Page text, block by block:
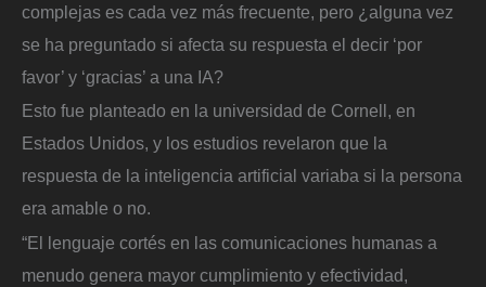
complejas es cada vez más frecuente, pero ¿alguna vez
se ha preguntado si afecta su respuesta el decir ‘por
favor’ y ‘gracias’ a una IA?
Esto fue planteado en la universidad de Cornell, en
Estados Unidos, y los estudios revelaron que la
respuesta de la inteligencia artificial variaba si la persona
era amable o no.
“El lenguaje cortés en las comunicaciones humanas a
menudo genera mayor cumplimiento y efectividad,